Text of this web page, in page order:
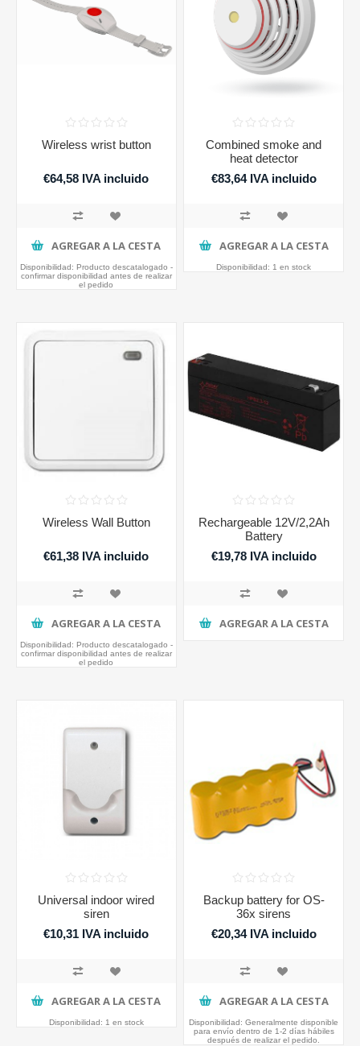
Wireless wrist button
€64,58 IVA incluido
AGREGAR A LA CESTA
Disponibilidad: Producto descatalogado -
confirmar disponibilidad antes de realizar
el pedido
Combined smoke and
heat detector
€83,64 IVA incluido
AGREGAR A LA CESTA
Disponibilidad: 1 en stock
Wireless Wall Button
€61,38 IVA incluido
AGREGAR A LA CESTA
Disponibilidad: Producto descatalogado -
confirmar disponibilidad antes de realizar
el pedido
Rechargeable 12V/2,2Ah
Battery
€19,78 IVA incluido
AGREGAR A LA CESTA
Universal indoor wired
siren
€10,31 IVA incluido
AGREGAR A LA CESTA
Disponibilidad: 1 en stock
Backup battery for OS-
36x sirens
€20,34 IVA incluido
AGREGAR A LA CESTA
Disponibilidad: Generalmente disponible
para envío dentro de 1-2 días hábiles
después de realizar el pedido.